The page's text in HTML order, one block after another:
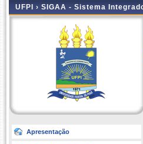
UFPI › SIGAA - Sistema
Apresentação